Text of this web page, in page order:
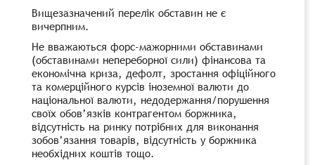
Вищезазначений перелік обставин не є
вичерпним.
Не вважаються форс-мажорними обставинами
(обставинами непереборної сили) фінансова та
економічна криза, дефолт, зростання офіційного
та комерційного курсів іноземної валюти до
національної валюти, недодержання/порушення
своїх обов’язків контрагентом боржника,
відсутність на ринку потрібних для виконання
зобов’язання товарів, відсутність у боржника
необхідних коштів тощо.